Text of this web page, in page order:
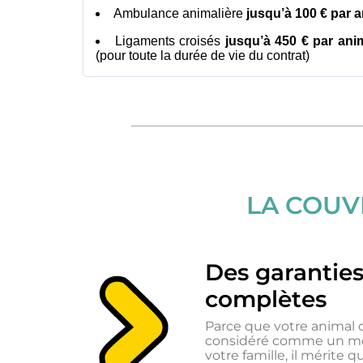
Ambulance animalière jusqu’à 100 € par
Ligaments croisés jusqu’à 450 € par
(pour toute la durée de vie du contrat)
LA
Des
complètes
Parce que votre animal
considéré comme un
votre famille, il mérite